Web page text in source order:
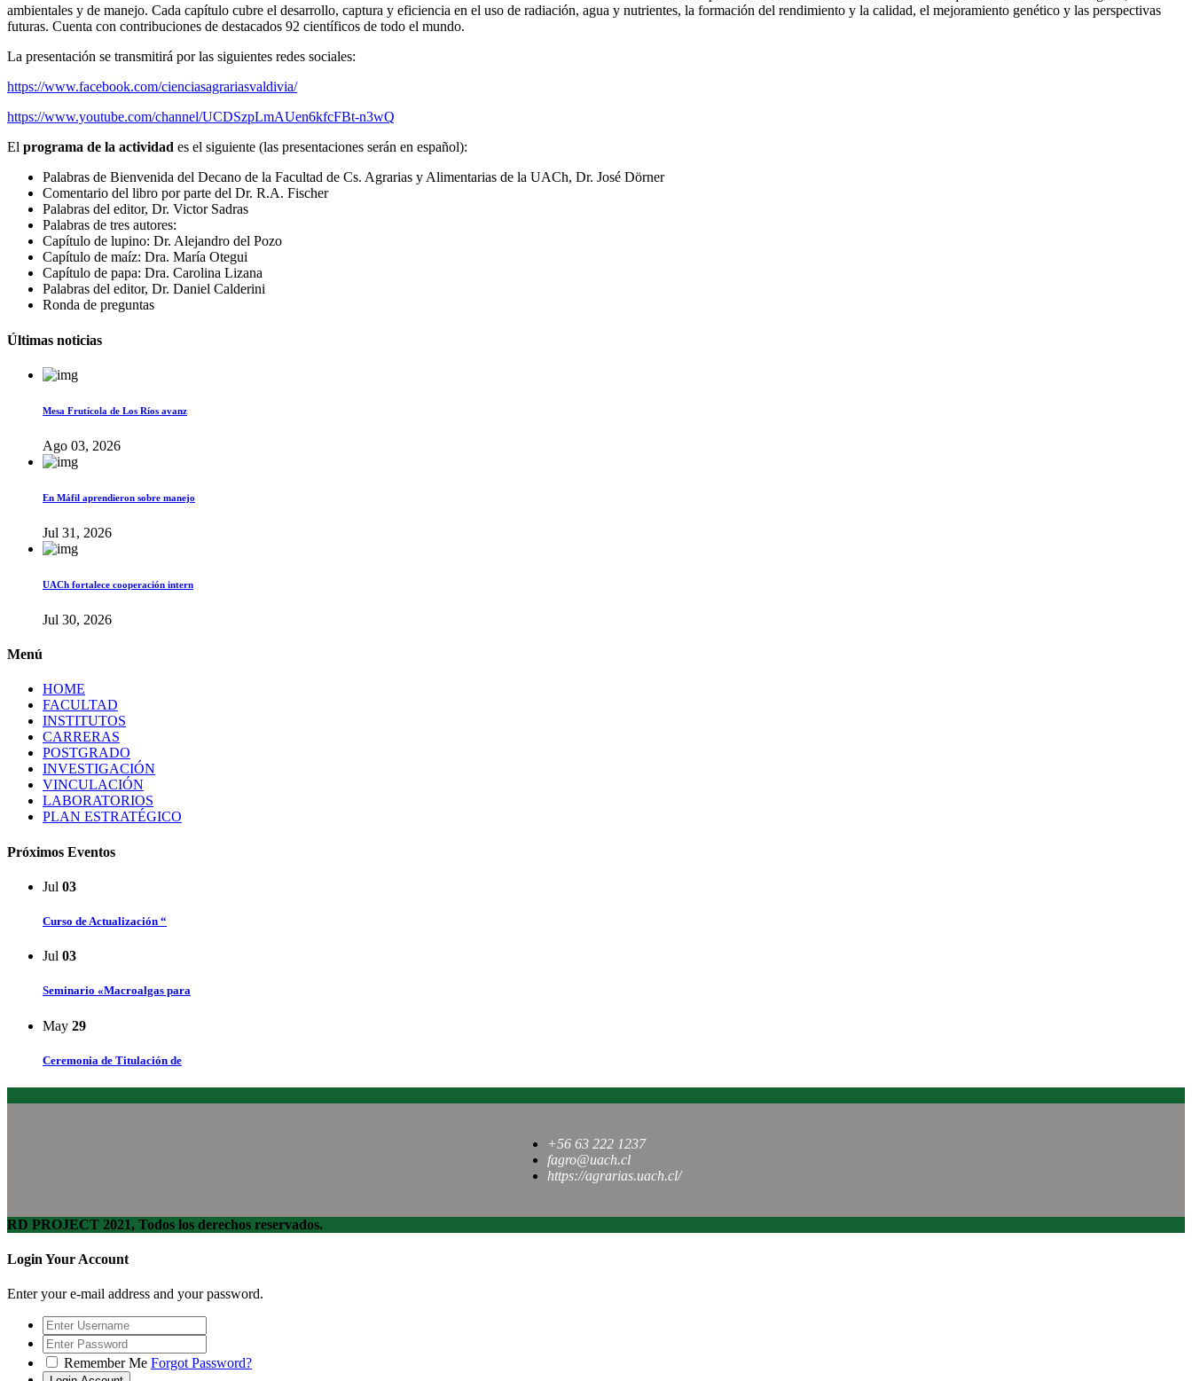
ambientales y de manejo. Cada capítulo cubre el desarrollo, captura y eficiencia en el uso de radiación, agua y nutrientes, la formación del rendimiento y la calidad, el mejoramiento genético y las perspectivas
futuras. Cuenta con contribuciones de destacados 92 científicos de todo el mundo.
La presentación se transmitirá por las siguientes redes sociales:
https://www.facebook.com/cienciasagrariasvaldivia/
https://www.youtube.com/channel/UCDSzpLmAUen6kfcFBt-n3wQ
El programa de la actividad es el siguiente (las presentaciones serán en español):
Palabras de Bienvenida del Decano de la Facultad de Cs. Agrarias y Alimentarias de la UACh, Dr. José Dörner
Comentario del libro por parte del Dr. R.A. Fischer
Palabras del editor, Dr. Victor Sadras
Palabras de tres autores:
Capítulo de lupino: Dr. Alejandro del Pozo
Capítulo de maíz: Dra. María Otegui
Capítulo de papa: Dra. Carolina Lizana
Palabras del editor, Dr. Daniel Calderini
Ronda de preguntas
Últimas noticias
Mesa Frutícola de Los Ríos avanz
Ago 03, 2026
En Máfil aprendieron sobre manejo
Jul 31, 2026
UACh fortalece cooperación intern
Jul 30, 2026
Menú
HOME
FACULTAD
INSTITUTOS
CARRERAS
POSTGRADO
INVESTIGACIÓN
VINCULACIÓN
LABORATORIOS
PLAN ESTRATÉGICO
Próximos Eventos
Jul 03
Curso de Actualización “
Jul 03
Seminario «Macroalgas para
May 29
Ceremonia de Titulación de
+56 63 222 1237
fagro@uach.cl
https://agrarias.uach.cl/
RD PROJECT 2021, Todos los derechos reservados.
Login Your Account
Enter your e-mail address and your password.
Remember Me Forgot Password?